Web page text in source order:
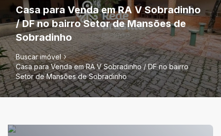
Casa para Venda em RA V Sobradinho
/ DF no bairro Setor de Mansões de
Sobradinho
Buscar imóvel
Casa para Venda em RA V Sobradinho / DF no bairro
Setor de Mansões de Sobradinho